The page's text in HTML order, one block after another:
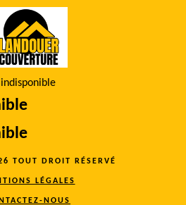
indisponible
TOUT DROIT RÉSERVÉ
LÉGALES
NOUS